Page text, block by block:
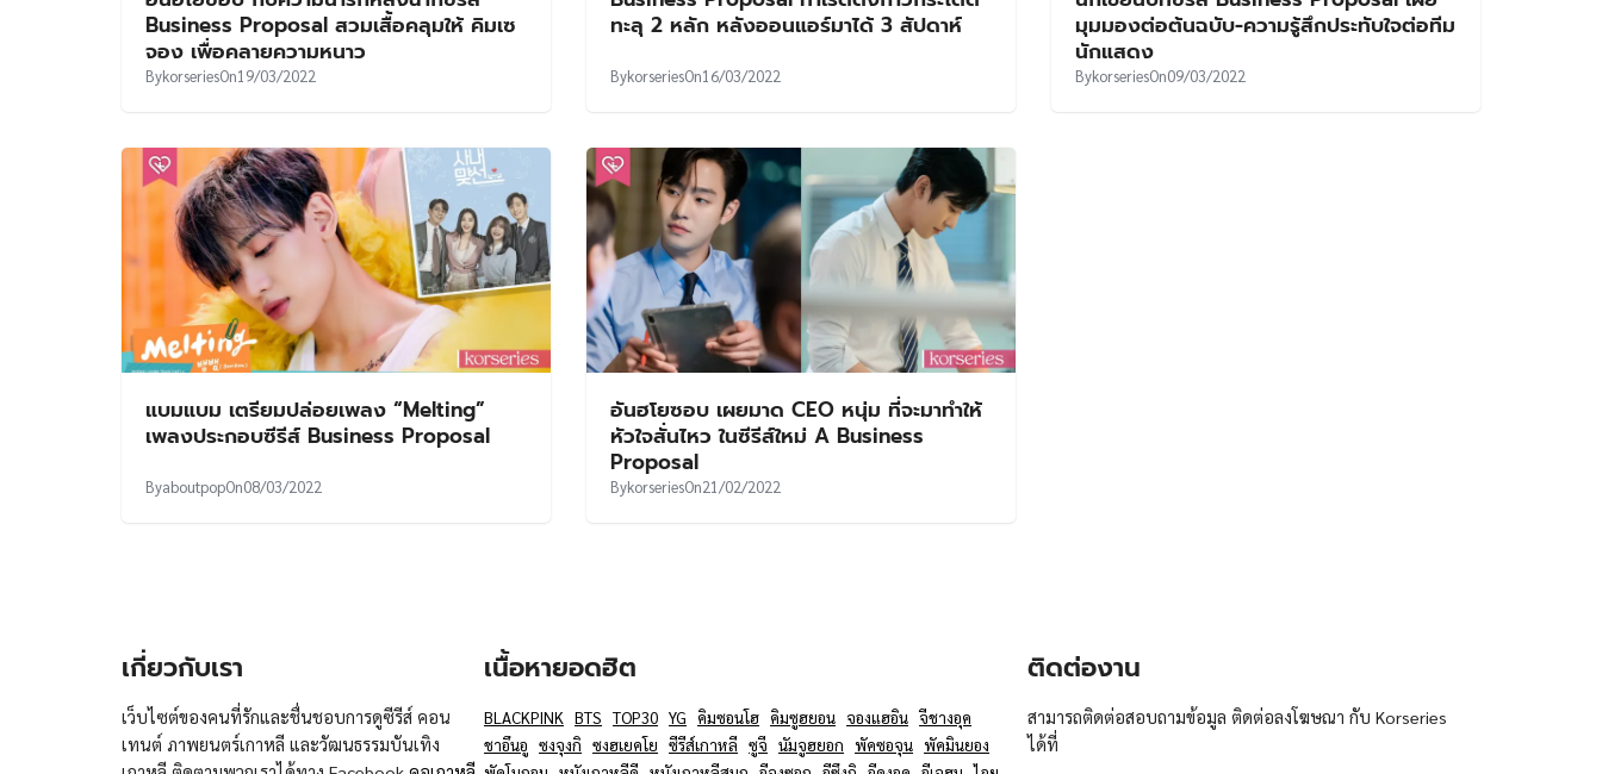
Business Proposal สวมเสื้อคลุมให้ คิมเซ
จอง เพื่อคลายความหนาว
BykorseriesOn19/03/2022
ทะลุ 2 หลัก หลังออนแอร์มาได้ 3 สัปดาห์
BykorseriesOn16/03/2022
มุมมองต่อต้นฉบับ-ความรู้สึกประทับใจต่อทีม
นักแสดง
BykorseriesOn09/03/2022
แบมแบม เตรียมปล่อยเพลง “Melting”
เพลงประกอบซีรีส์ Business Proposal
ByaboutpopOn08/03/2022
อันฮโยซอบ เผยมาด CEO หนุ่ม ที่จะมาทำให้
หัวใจสั่นไหว ในซีรีส์ใหม่ A Business
Proposal
BykorseriesOn21/02/2022
เกี่ยวกับเรา
เว็บไซต์ของคนที่รักและชื่นชอบการดูซีรีส์ คอน
เทนต์ ภาพยนตร์เกาหลี และวัฒนธรรมบันเทิง
เนื้อหายอดฮิต
BLACKPINK BTS TOP30 YG คิมซอนโฮ คิมซูฮยอน จองแฮอิน จีชางอุค
ชาอึนอู ซงจุงกิ ซงฮเยคโย ซีรีส์เกาหลี ซูจี นัมจูฮยอก พัคซอจุน พัคมินยอง
ติดต่องาน
สามารถติดต่อสอบถามข้อมูล ติดต่อลงโฆษณา กับ Korseries
ได้ที่